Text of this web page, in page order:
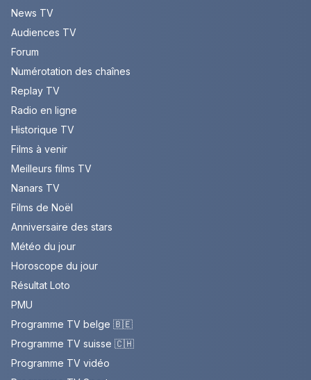
News TV
Audiences TV
Forum
Numérotation des chaînes
Replay TV
Radio en ligne
Historique TV
Films à venir
Meilleurs films TV
Nanars TV
Films de Noël
Anniversaire des stars
Météo du jour
Horoscope du jour
Résultat Loto
PMU
Programme TV belge 🇧🇪
Programme TV suisse 🇨🇭
Programme TV vidéo